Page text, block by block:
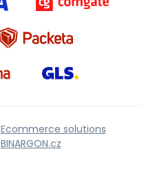
Ecommerce solutions
BINARGON.cz